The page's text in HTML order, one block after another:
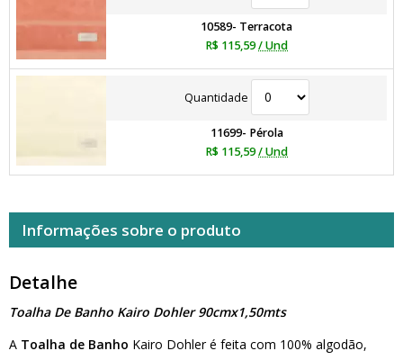
10589- Terracota
R$ 115,59/ Und
Quantidade
11699- Pérola
R$ 115,59/ Und
Informações sobre o produto
Detalhe
Toalha De Banho Kairo Dohler 90cmx1,50mts
A Toalha de Banho Kairo Dohler é feita com 100% algodão,